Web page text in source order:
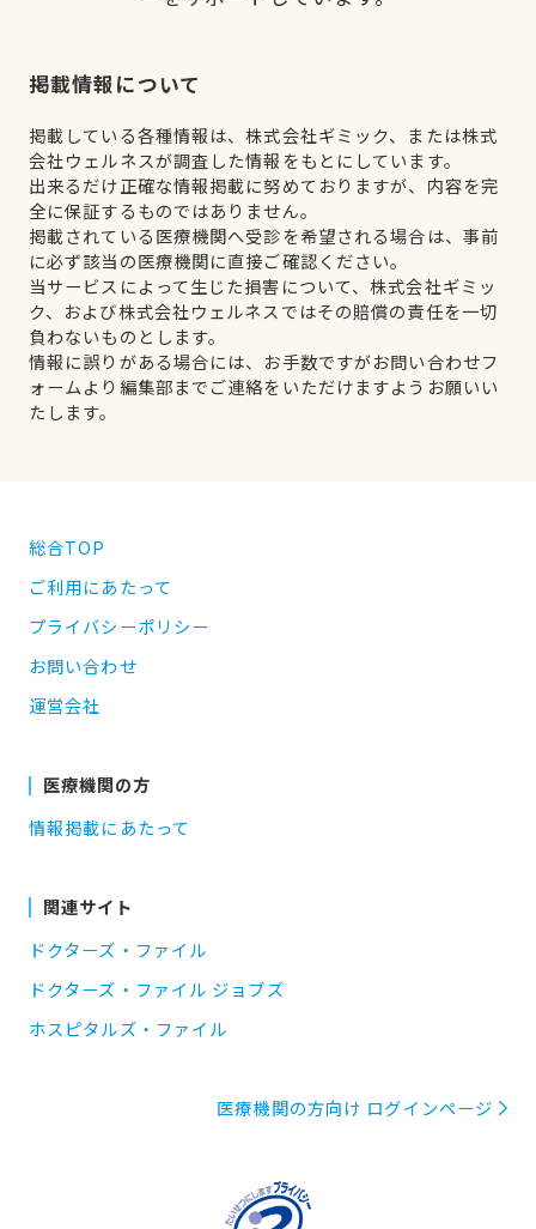
掲載情報について
掲載している各種情報は、株式会社ギミック、または株式
会社ウェルネスが調査した情報をもとにしています。
出来るだけ正確な情報掲載に努めておりますが、内容を完
全に保証するものではありません。
掲載されている医療機関へ受診を希望される場合は、事前
に必ず該当の医療機関に直接ご確認ください。
当サービスによって生じた損害について、株式会社ギミッ
ク、および株式会社ウェルネスではその賠償の責任を一切
負わないものとします。
情報に誤りがある場合には、お手数ですがお問い合わせフ
ォームより編集部までご連絡をいただけますようお願いい
たします。
総合TOP
ご利用にあたって
プライバシーポリシー
お問い合わせ
運営会社
医療機関の方
情報掲載にあたって
関連サイト
ドクターズ・ファイル
ドクターズ・ファイル ジョブズ
ホスピタルズ・ファイル
医療機関の方向け ログインページ